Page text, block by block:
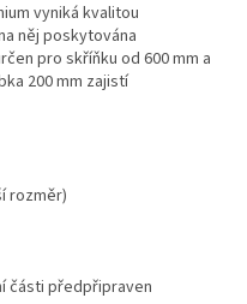
vyniká kvalitou
něj poskytována
pro skříňku od 600 mm a
200 mm zajistí
rozměr)
části předpřipraven